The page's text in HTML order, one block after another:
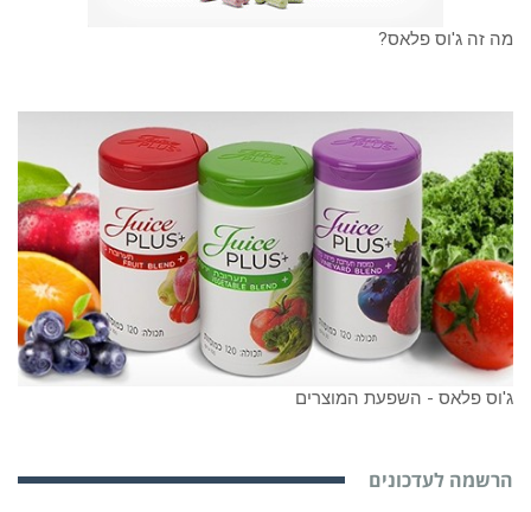
מה זה ג'וס פלאס?
ג'וס פלאס - השפעת המוצרים
הרשמה לעדכונים